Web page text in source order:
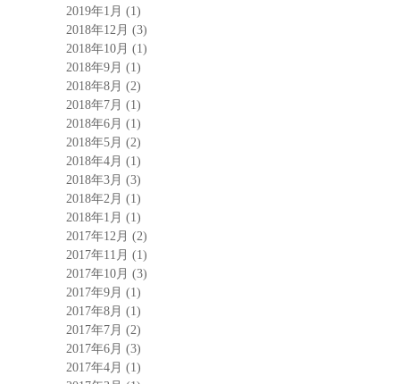
2019年1月 (1)
2018年12月 (3)
2018年10月 (1)
2018年9月 (1)
2018年8月 (2)
2018年7月 (1)
2018年6月 (1)
2018年5月 (2)
2018年4月 (1)
2018年3月 (3)
2018年2月 (1)
2018年1月 (1)
2017年12月 (2)
2017年11月 (1)
2017年10月 (3)
2017年9月 (1)
2017年8月 (1)
2017年7月 (2)
2017年6月 (3)
2017年4月 (1)